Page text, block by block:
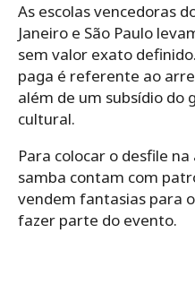
As escolas vencedoras
Janeiro e São Paulo
sem valor exato
paga é referente ao
além de um subsídio do
cultural.
Para colocar o desfile
samba contam com
vendem fantasias para
fazer parte do evento.